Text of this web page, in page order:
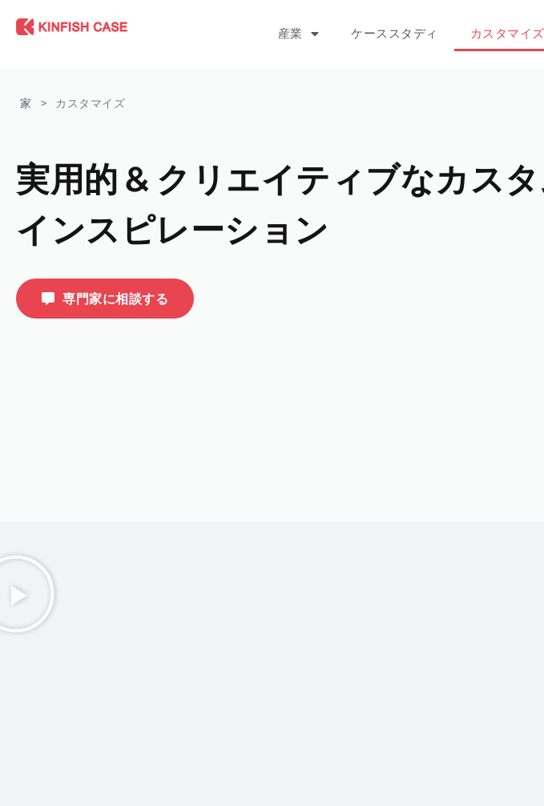
産業 ケーススタディ カスタマイズ
家 > カスタマイズ
実用的 & クリエイティブなカス
インスピレーション
専門家に相談する